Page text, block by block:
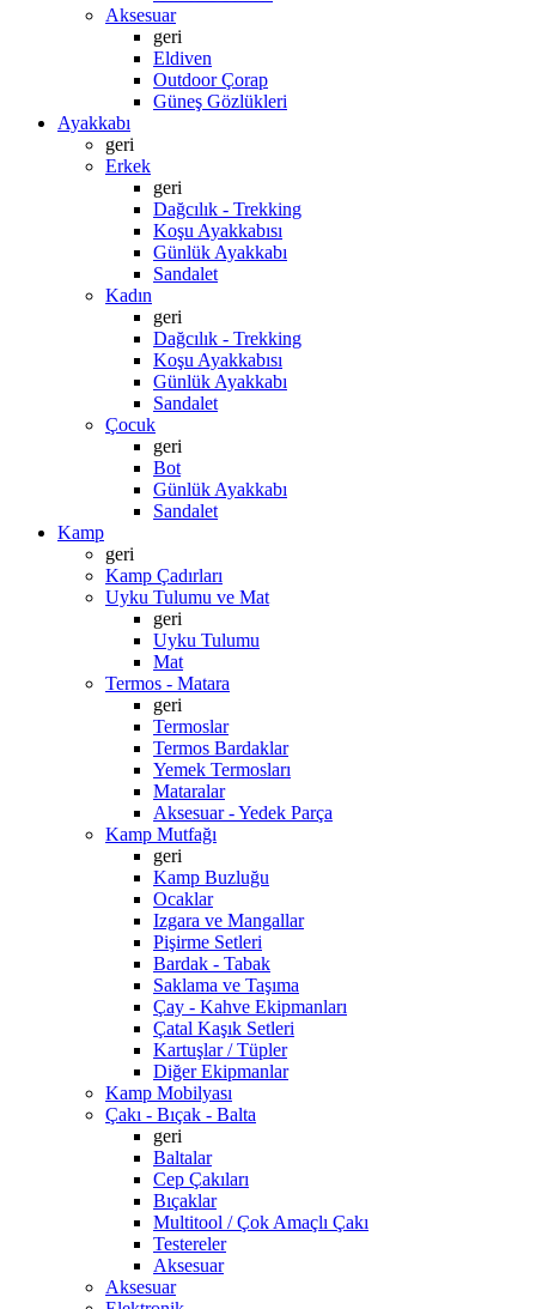
Aksesuar
geri
Eldiven
Outdoor Çorap
Güneş Gözlükleri
Ayakkabı
geri
Erkek
geri
Dağcılık - Trekking
Koşu Ayakkabısı
Günlük Ayakkabı
Sandalet
Kadın
geri
Dağcılık - Trekking
Koşu Ayakkabısı
Günlük Ayakkabı
Sandalet
Çocuk
geri
Bot
Günlük Ayakkabı
Sandalet
Kamp
geri
Kamp Çadırları
Uyku Tulumu ve Mat
geri
Uyku Tulumu
Mat
Termos - Matara
geri
Termoslar
Termos Bardaklar
Yemek Termosları
Mataralar
Aksesuar - Yedek Parça
Kamp Mutfağı
geri
Kamp Buzluğu
Ocaklar
Izgara ve Mangallar
Pişirme Setleri
Bardak - Tabak
Saklama ve Taşıma
Çay - Kahve Ekipmanları
Çatal Kaşık Setleri
Kartuşlar / Tüpler
Diğer Ekipmanlar
Kamp Mobilyası
Çakı - Bıçak - Balta
geri
Baltalar
Cep Çakıları
Bıçaklar
Multitool / Çok Amaçlı Çakı
Testereler
Aksesuar
Aksesuar